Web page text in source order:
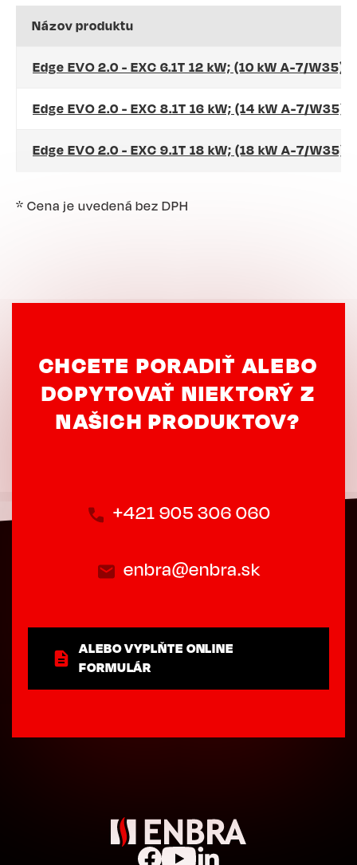
Názov produktu
Edge EVO 2.0 - EXC 6.1T 12 kW; (10 kW A-7/
Edge EVO 2.0 - EXC 8.1T 16 kW; (14 kW A-7/
Edge EVO 2.0 - EXC 9.1T 18 kW; (18 kW A-7/
* Cena je uvedená bez DPH
CHCETE PORADIŤ ALEBO
DOPYTOVAŤ NIEKTORÝ Z
NAŠICH PRODUKTOV?
+421 905 306 060
enbra@enbra.sk
ALEBO VYPLŇTE ONLINE
FORMULÁR